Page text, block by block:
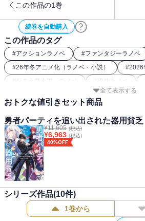
帝国側の武力行使により、
国王をはじめ王国の首脳陣が壊滅したと
「小説家になろう」発の人気ファンタジー
コミカライズも好評連載中！
※電子書籍には特典として、都神樹先生書
ゆり先生描き下ろしイラストが収録されて
この作品の1巻
続巻を自動購入
この作品のタグ
#アクションラノベ #ファンタジーラノベ
#26年冬アニメ化（ラノベ・小説） #2026
# なろう発小説・ラノベ #追放ラノベ
全て表示する
おトクな値引きセット商品
勇者パーティを追い出された器用貧
¥11,605 (税込)
¥6,963 (税込)
40%OFF
シリーズ作品(10件)
1巻から